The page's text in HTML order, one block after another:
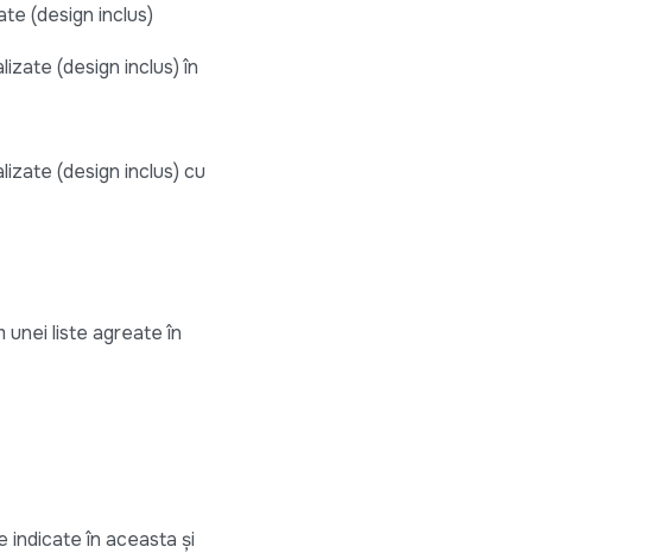
(design inclus)
(design inclus) în
(design inclus) cu
liste agreate în
indicate în aceasta și